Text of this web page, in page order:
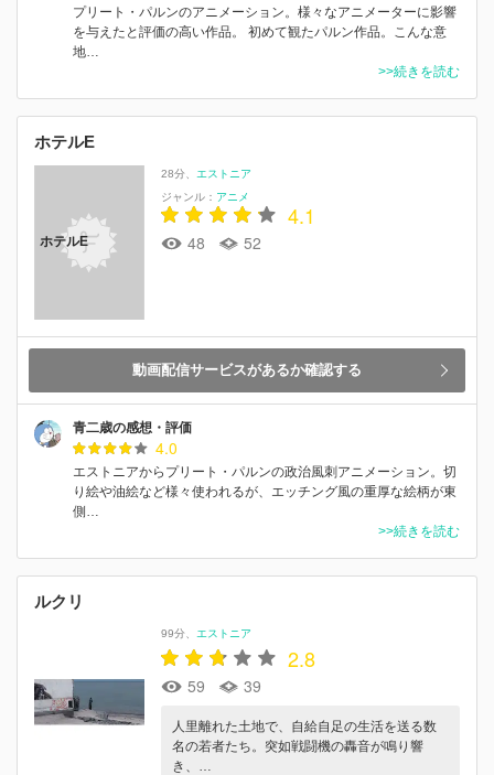
プリート・パルンのアニメーション。様々なアニメーターに影響
を与えたと評価の高い作品。 初めて観たパルン作品。こんな意
地…
>>続きを読む
ホテルE
ホテルE
28分
エストニア
ジャンル： アニメ
4.1
48 52
動画配信サービスがあるか確認する
青二歳の感想・評価
4.0
エストニアからプリート・パルンの政治風刺アニメーション。切
り絵や油絵など様々使われるが、エッチング風の重厚な絵柄が東
側…
>>続きを読む
ルクリ
99分 エストニア
2.8
59 39
人里離れた土地で、自給自足の生活を送る数
名の若者たち。突如戦闘機の轟音が鳴り響
き、…